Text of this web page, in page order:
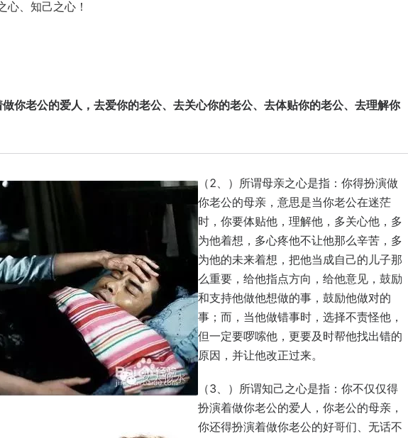
心、知己之心！
做你老公的爱人，去爱你的老公、去关心你的老公、去体贴你的老公、去理解你
（2、）所谓母亲之心是指：你得扮演做
你老公的母亲，意思是当你老公在迷茫
时，你要体贴他，理解他，多关心他，多
为他着想，多心疼他不让他那么辛苦，多
为他的未来着想，把他当成自己的儿子那
么重要，给他指点方向，给他意见，鼓励
和支持他做他想做的事，鼓励他做对的
事；而，当他做错事时，选择不责怪他，
但一定要啰嗦他，更要及时帮他找出错的
原因，并让他改正过来。
（3、）所谓知己之心是指：你不仅仅得
扮演着做你老公的爱人，你老公的母亲，
你还得扮演着做你老公的好哥们、无话不